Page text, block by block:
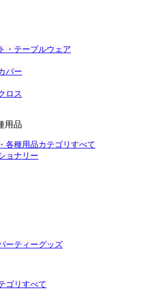
・テーブルウェア
バー
ロス
用品
各種用品カテゴリすべて
ョナリー
ーティーグッズ
ゴリすべて